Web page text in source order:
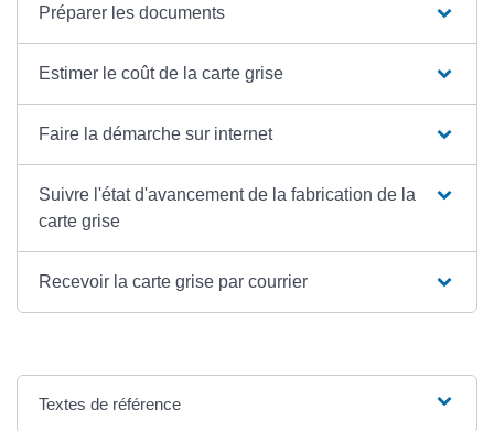
Préparer les documents
Estimer le coût de la carte grise
Faire la démarche sur internet
Suivre l'état d'avancement de la fabrication de la
carte grise
Recevoir la carte grise par courrier
Textes de référence